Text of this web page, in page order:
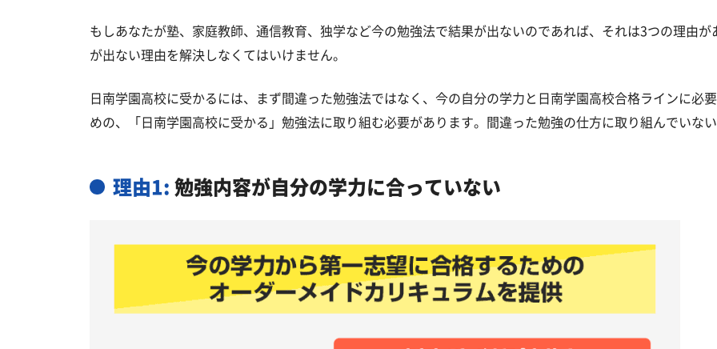
もしあなたが塾、家庭教師、通信教育、独学など今の勉強法で結果が出ないのであれば、それは3つの理由
が出ない理由を解決しなくてはいけません。
日南学園高校に受かるには、まず間違った勉強法ではなく、今の自分の学力と日南学園高校合格ラインに必
めの、「日南学園高校に受かる」勉強法に取り組む必要があります。間違った勉強の仕方に取り組んでいな
理由1:勉強内容が自分の学力に合っていない